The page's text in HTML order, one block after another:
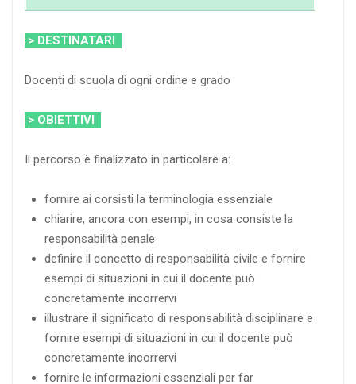
> DESTINATARI
Docenti di scuola di ogni ordine e grado
> OBIETTIVI
Il percorso è finalizzato in particolare a:
fornire ai corsisti la terminologia essenziale
chiarire, ancora con esempi, in cosa consiste la
responsabilità penale
definire il concetto di responsabilità civile e fornire
esempi di situazioni in cui il docente può
concretamente incorrervi
illustrare il significato di responsabilità disciplinare e
fornire esempi di situazioni in cui il docente può
concretamente incorrervi
fornire le informazioni essenziali per far